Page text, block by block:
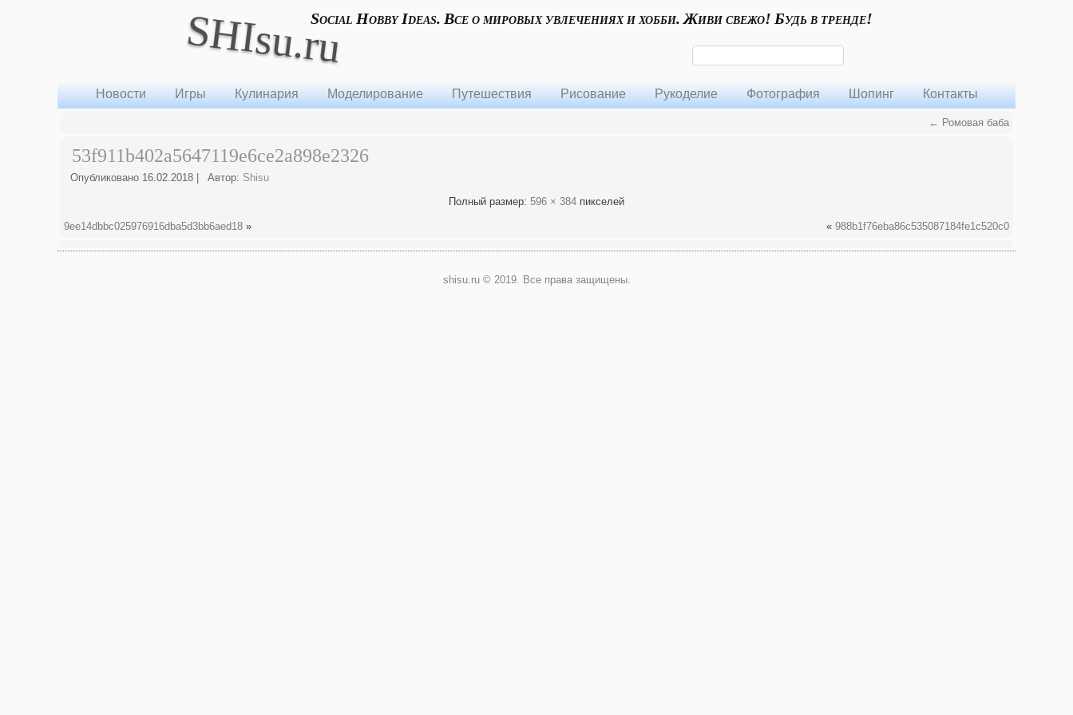
SHIsu.ruSocial Hobby Ideas. Все о мировых увлечениях и хобби. Живи свежо! Будь в тренде!
Новости Игры Кулинария Моделирование Путешествия Рисование Рукоделие Фотография Шопинг Контакты
← Ромовая баба
53f911b402a5647119e6ce2a898e2326
Опубликовано 16.02.2018 Автор: Shisu
Полный размер: 596 × 384 пикселей
9ee14dbbc025976916dba5d3bb6aed18 » « 988b1f76eba86c535087184fe1c520c0
shisu.ru © 2019. Все права защищены.